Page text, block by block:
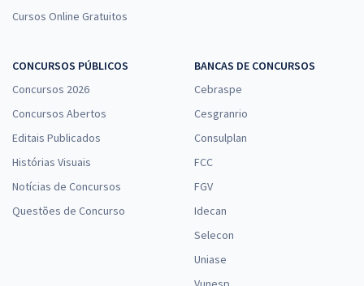
Cursos Online Gratuitos
CONCURSOS PÚBLICOS
Concursos 2026
Concursos Abertos
Editais Publicados
Histórias Visuais
Notícias de Concursos
Questões de Concurso
BANCAS DE CONCURSOS
Cebraspe
Cesgranrio
Consulplan
FCC
FGV
Idecan
Selecon
Uniase